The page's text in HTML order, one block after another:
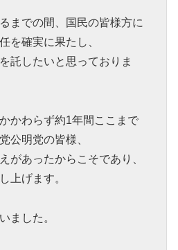
までの間、国民の皆様方に
を確実に果たし、
託したいと思っておりま
かわらず約1年間ここまで
公明党の皆様、
があったからこそであり、
上げます。
ました。